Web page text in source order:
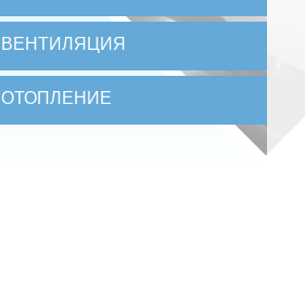
ВЕНТИЛЯЦИЯ
ОТОПЛЕНИЕ